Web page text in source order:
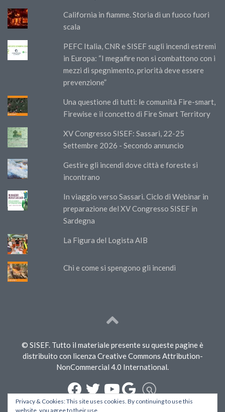
California in fiamme. Storia di un fuoco fuori
scala
PEFC Italia, CNR e SISEF sugli incendi estremi
in Europa: “I megafire non si combattono con i
mezzi di spegnimento, priorità deve essere
prevenzione”
Una questione di tutti: le comunità Fire-smart,
Firewise e il concetto di Fire Smart Territory
XV Congresso SISEF: Sassari, 22-25
Settembre 2026 - Secondo annuncio
Gestire gli incendi dove città e foreste si
incontrano
In viaggio verso Sassari. Ciclo di Webinar in
preparazione del XV Congresso SISEF in
Sardegna
La Figura del Logista AIB
Chi e come si spengono gli incendi
© SISEF. Tutto il materiale presente su queste pagine è
distribuito con licenza Creative Commons Attribution-
NonCommercial 4.0 International.
Privacy & Cookies: This site uses cookies. By continuing to use this
website, you agree to their use.